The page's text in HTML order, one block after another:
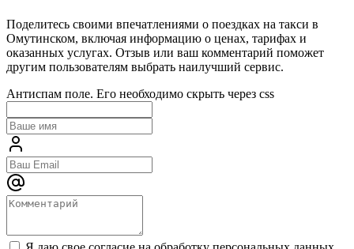
Поделитесь своими впечатлениями о поездках на такси в
Омутинском, включая информацию о ценах, тарифах и
оказанных услугах. Отзыв или ваш комментарий поможет
другим пользователям выбрать наилучший сервис.
Антиспам поле. Его необходимо скрыть через css